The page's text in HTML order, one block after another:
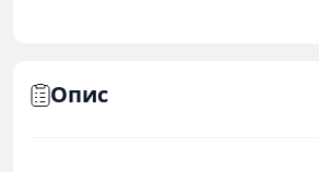
Опис